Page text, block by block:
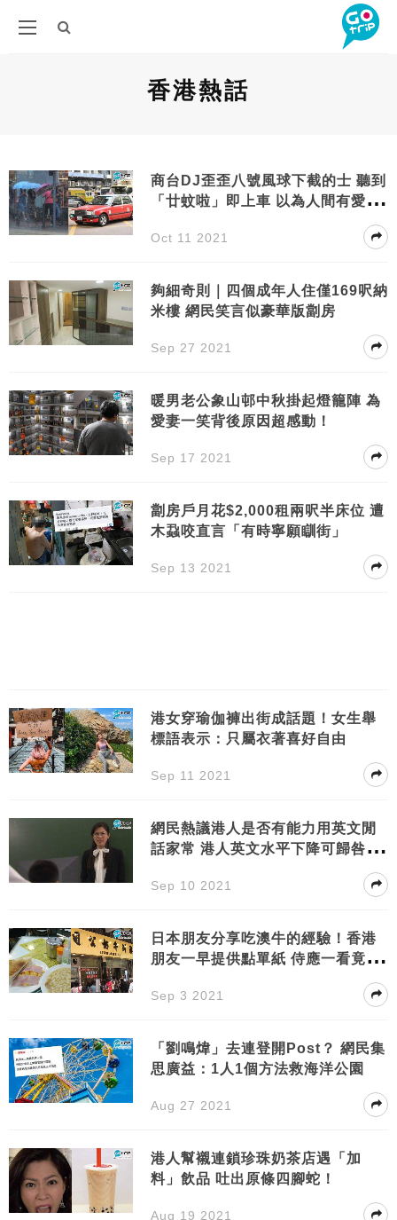
香港熱話
商台DJ歪歪八號風球下截的士 聽到
「廿蚊啦」即上車 以為人間有愛結
Oct 11 2021
夠細奇則｜四個成年人住僅169呎納
米樓 網民笑言似豪華版劏房
Sep 27 2021
暖男老公象山邨中秋掛起燈籠陣 為
愛妻一笑背後原因超感動！
Sep 17 2021
劏房戶月花$2,000租兩呎半床位 遭
木蝨咬直言「有時寧願瞓街」
Sep 13 2021
港女穿瑜伽褲出街成話題！女生舉
標語表示：只屬衣著喜好自由
Sep 11 2021
網民熱議港人是否有能力用英文閒
話家常 港人英文水平下降可歸咎學
Sep 10 2021
日本朋友分享吃澳牛的經驗！香港
朋友一早提供點單紙 侍應一看竟畫
Sep 3 2021
「劉鳴煒」去連登開Post？ 網民集
思廣益：1人1個方法救海洋公園
Aug 27 2021
港人幫襯連鎖珍珠奶茶店遇「加
料」飲品 吐出原條四腳蛇！
Aug 19 2021